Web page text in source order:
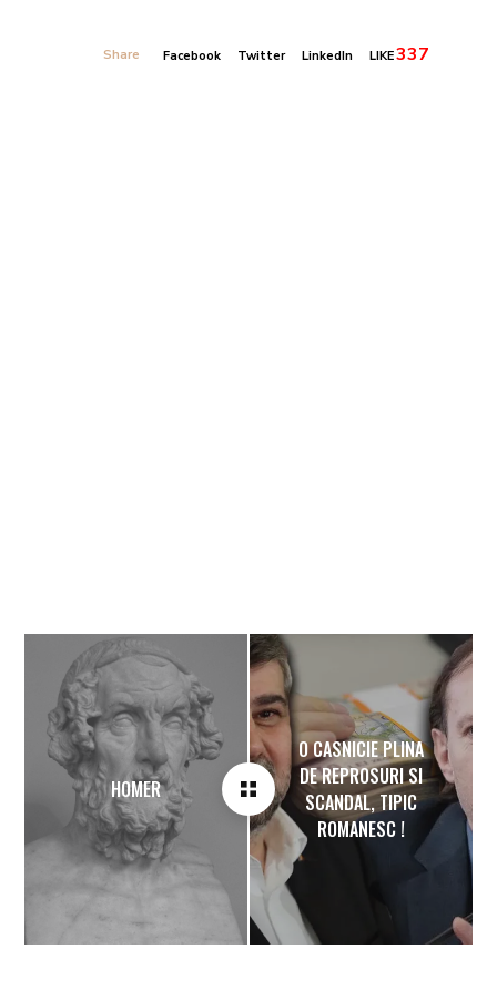
Share Facebook Twitter LinkedIn LIKE337
HOMER
O CASNICIE PLINA
DE REPROSURI SI
SCANDAL, TIPIC
ROMANESC !